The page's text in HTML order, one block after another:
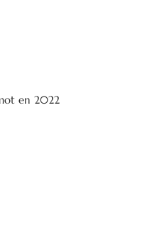
en 2022